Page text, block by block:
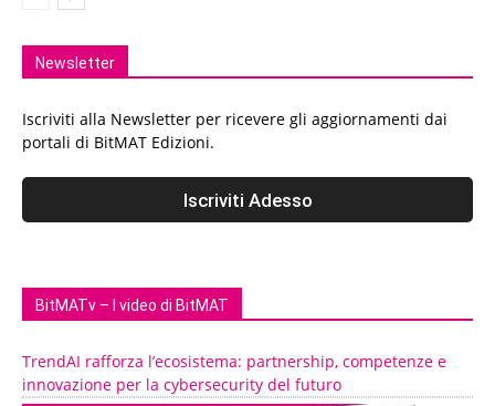
Newsletter
Iscriviti alla Newsletter per ricevere gli aggiornamenti dai
portali di BitMAT Edizioni.
BitMATv – I video di BitMAT
TrendAI rafforza l’ecosistema: partnership, competenze e
innovazione per la cybersecurity del futuro